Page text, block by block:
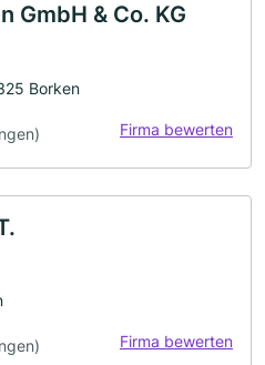
GmbH & Co. KG
Borken
Firma bewerten
Firma bewerten